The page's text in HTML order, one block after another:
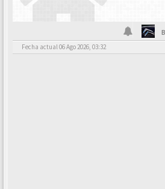
Fecha actual 06 Ago 2026, 03:32